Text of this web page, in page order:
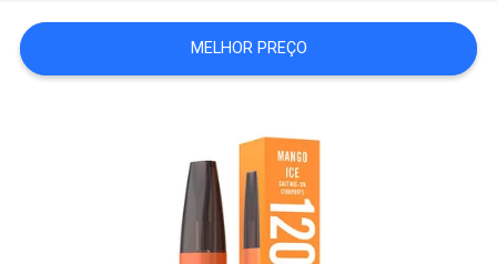
PRIVACY
MELHOR PREÇO